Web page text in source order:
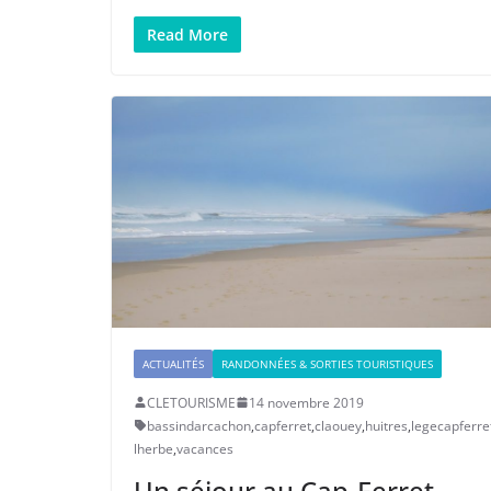
Read More
ACTUALITÉS RANDONNÉES & SORTIES TOURISTIQUES
CLETOURISME
14 novembre 2019
bassindarcachon,capferret,claouey,huitres,
lherbe,vacances